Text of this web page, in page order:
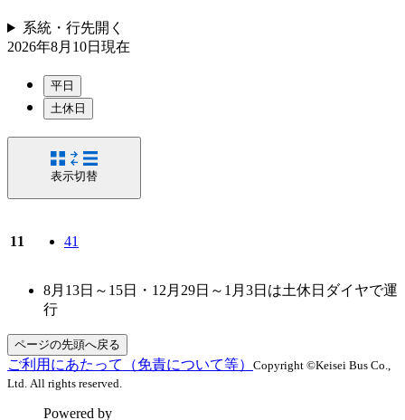
系統・行先開く
2026年8月10日 現在
平日
土休日
表示切替
11 41
8月13日～15日・12月29日～1月3日は土休日ダイヤで運
行
ページの先頭へ戻る
ご利用にあたって（免責について等） Copyright ©Keisei Bus Co.,
Ltd. All rights reserved.
Powered by